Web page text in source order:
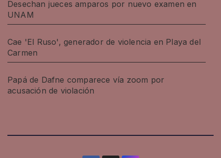
Desechan jueces amparos por nuevo examen en
UNAM
Cae 'El Ruso', generador de violencia en Playa del
Carmen
Papá de Dafne comparece vía zoom por
acusación de violación